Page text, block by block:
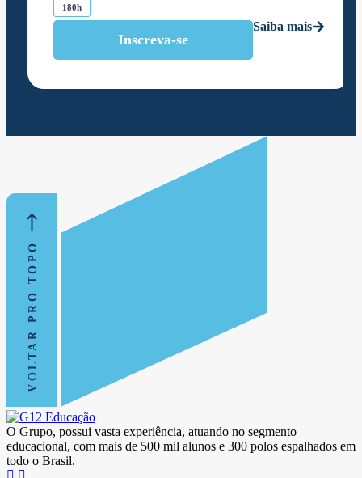
180h
Inscreva-se
Saiba mais
VOLTAR PRO TOPO
O Grupo, possui vasta experiência, atuando no segmento
educacional, com mais de 500 mil alunos e 300 polos espalhados em
todo o Brasil.